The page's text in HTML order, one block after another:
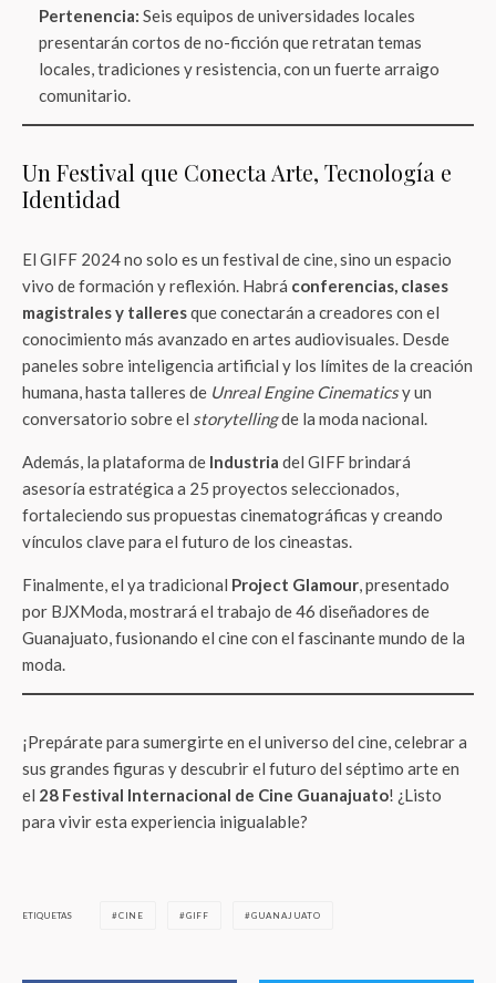
Pertenencia: Seis equipos de universidades locales
presentarán cortos de no-ficción que retratan temas
locales, tradiciones y resistencia, con un fuerte arraigo
comunitario.
Un Festival que Conecta Arte, Tecnología e
Identidad
El GIFF 2024 no solo es un festival de cine, sino un espacio
vivo de formación y reflexión. Habrá conferencias, clases
magistrales y talleresque conectarán a creadores con el
conocimiento más avanzado en artes audiovisuales. Desde
paneles sobre inteligencia artificial y los límites de la creación
humana, hasta talleres de Unreal Engine Cinematicsy un
conversatorio sobre el storytellingde la moda nacional.
Además, la plataforma de Industria del GIFF brindará
asesoría estratégica a 25 proyectos seleccionados,
fortaleciendo sus propuestas cinematográficas y creando
vínculos clave para el futuro de los cineastas.
Finalmente, el ya tradicional Project Glamour, presentado
por BJXModa, mostrará el trabajo de 46 diseñadores de
Guanajuato, fusionando el cine con el fascinante mundo de la
moda.
¡Prepárate para sumergirte en el universo del cine, celebrar a
sus grandes figuras y descubrir el futuro del séptimo arte en
el 28 Festival Internacional de Cine Guanajuato! ¿Listo
para vivir esta experiencia inigualable?
ETIQUETAS CINE GIFF GUANAJUATO